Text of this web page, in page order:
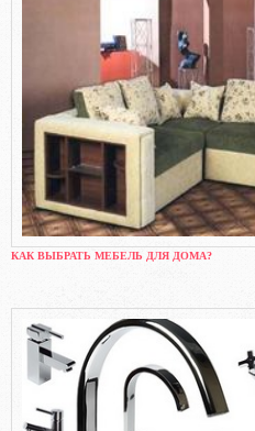
КАК ВЫБРАТЬ МЕБЕЛЬ ДЛЯ ДОМА?